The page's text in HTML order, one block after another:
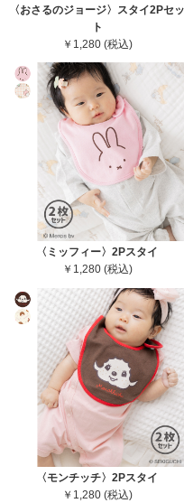
〈おさるのジョージ〉スタイ2Pセッ
ト
￥1,280 (税込)
〈ミッフィー〉2Pスタイ
￥1,280 (税込)
〈モンチッチ〉2Pスタイ
￥1,280 (税込)